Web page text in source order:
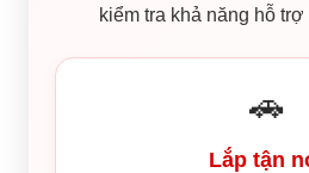
kiểm tra khả năng hỗ
🚗
Lắp tận